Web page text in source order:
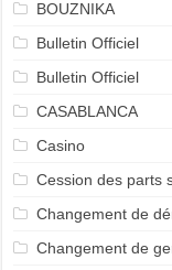
BOUZNIKA
Bulletin Officiel
Bulletin Officiel
CASABLANCA
Casino
Cession des parts
Changement de
Changement de